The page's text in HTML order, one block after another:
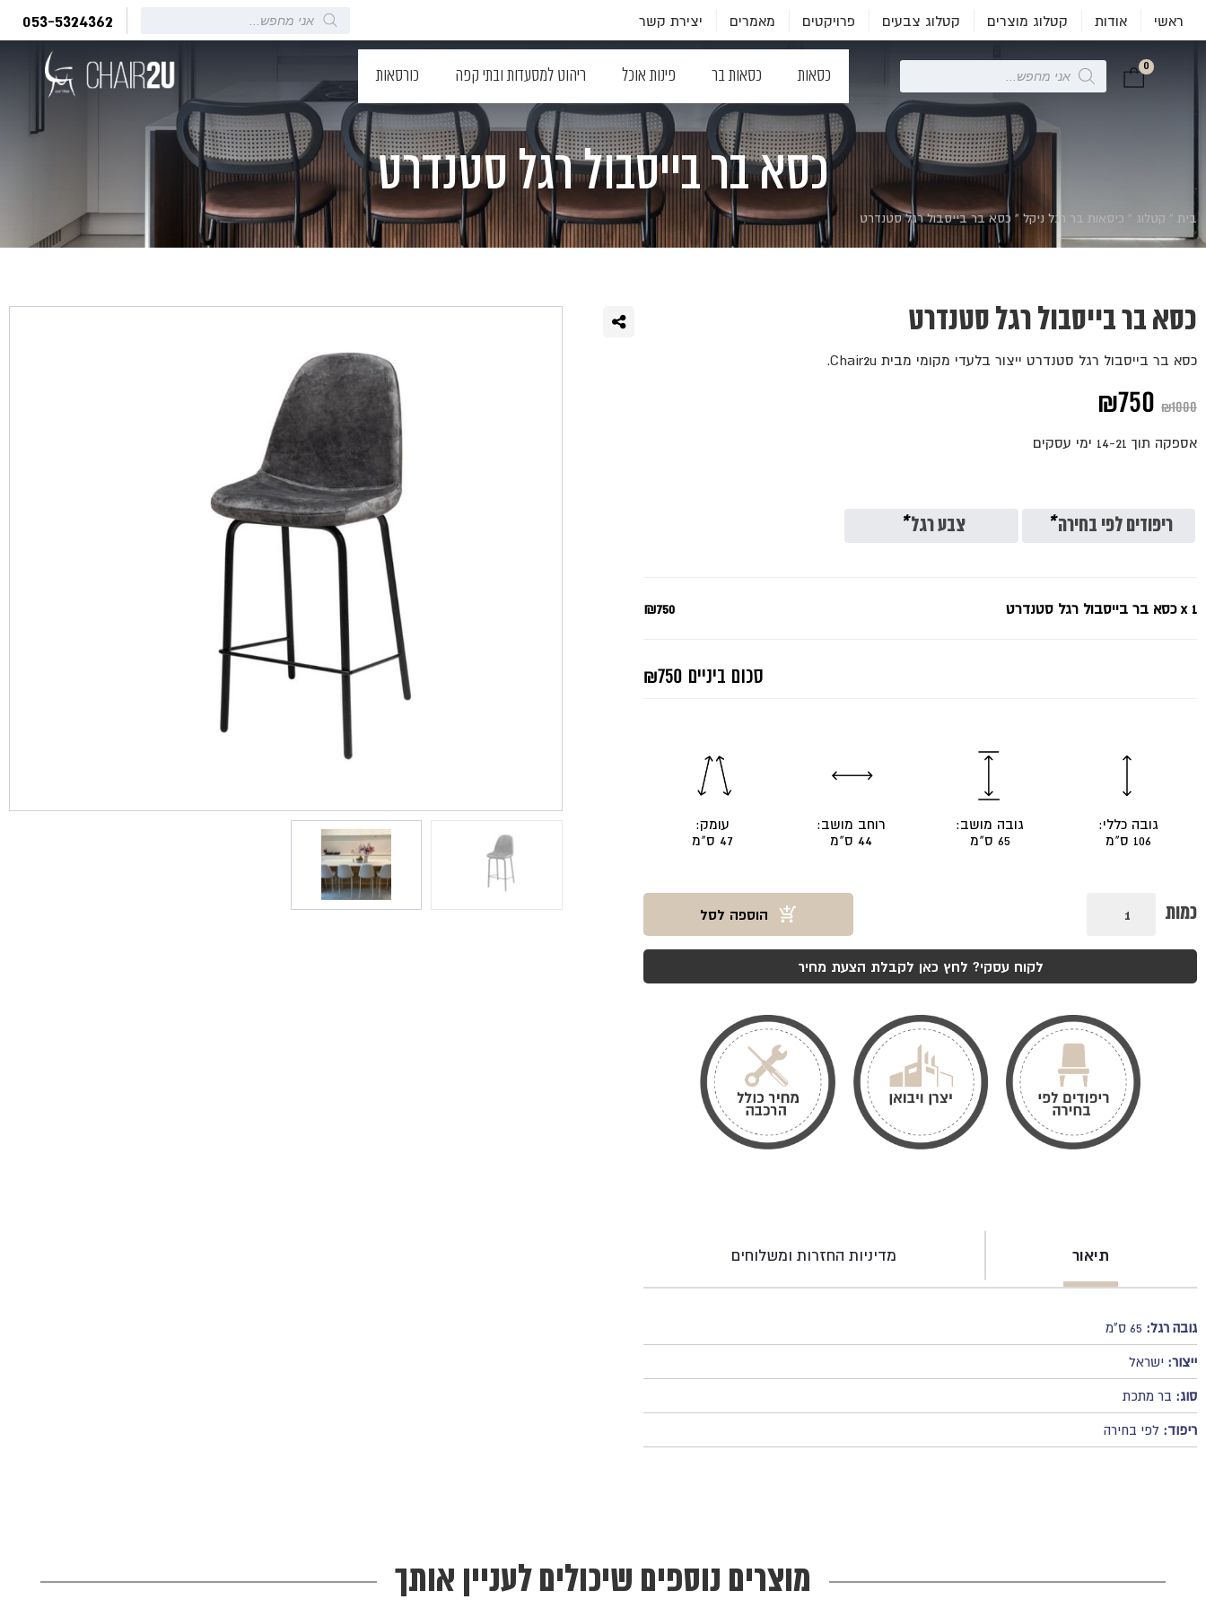
ראשי אודות קטלוג מוצרים קטלוג צבעים פרויקטים מאמרים יצירת קשר
Products
search
053-5324362
0
Products
search
כסאות כסאות בר פינות אוכל ריהוט למסעדות ובתי קפה כורסאות
כסא בר בייסבול רגל סטנדרט
בית » קטלוג » כיסאות בר רגל ניקל » כסא בר בייסבול רגל סטנדרט
כסא בר בייסבול רגל סטנדרט
כסא בר בייסבול רגל סטנדרט ייצור בלעדי מקומי מבית Chair2u.
₪1000
המחיר
המקורי
₪750
הנוכחי
אספקה תוך 14-21 ימי עסקים
ריפודים לפי בחירה* צבע רגל*
x 1כסא בר בייסבול רגל סטנדרט ₪750
סכום ביניים ₪750
גובה כללי:
106 ס"מ
גובה מושב:
65 ס"מ
רוחב מושב:
44 ס"מ
עומק:
47 ס"מ
כמות
בר
רגל
הוספה לסל
לקוח עסקי? לחץ כאן לקבלת הצעת מחיר
תיאור מדיניות החזרות ומשלוחים
גובה רגל:
ייצור: ישראל
סוג: בר מתכת
ריפוד: לפי בחירה
מוצרים נוספים שיכולים לעניין אותך